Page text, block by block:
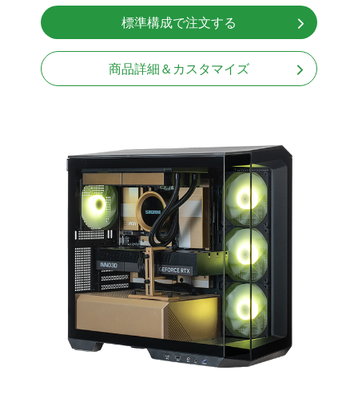
無線LAN Bluetooth対応
Windows11 Home 64bit
標準構成で注文する
商品詳細＆カスタマイズ